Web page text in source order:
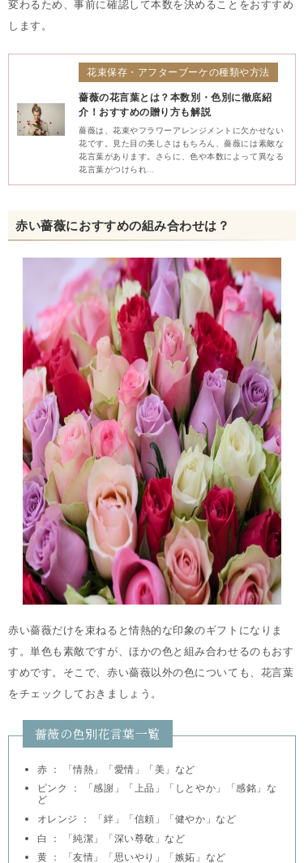
変わるため、事前に確認して本数を決めることをおすすめ
します。
花束保存・アフターブーケの種類や方法
薔薇の花言葉とは？本数別・色別に徹底紹
介！おすすめの贈り方も解説
薔薇は、花束やフラワーアレンジメントに欠かせない
花です。見た目の美しさはもちろん、薔薇には素敵な
花言葉があります。さらに、色や本数によって異なる
花言葉がつけられ…
赤い薔薇におすすめの組み合わせは？
赤い薔薇だけを束ねると情熱的な印象のギフトになりま
す。単色も素敵ですが、ほかの色と組み合わせるのもおす
すめです。そこで、赤い薔薇以外の色についても、花言葉
をチェックしておきましょう。
薔薇の色別花言葉一覧
赤 ： 「情熱」「愛情」「美」など
ピンク ： 「感謝」「上品」「しとやか」「感銘」な
ど
オレンジ ： 「絆」「信頼」「健やか」など
白 ： 「純潔」「深い尊敬」など
黄 ： 「友情」「思いやり」「嫉妬」など